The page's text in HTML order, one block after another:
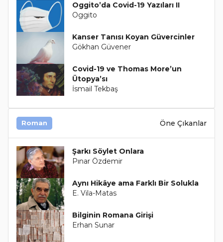
Oggito’da Covid-19 Yazıları II
Oggito
Kanser Tanısı Koyan Güvercinler
Gökhan Güvener
Covid-19 ve Thomas More’un
Ütopya’sı
İsmail Tekbaş
Roman Öne Çıkanlar
Şarkı Söylet Onlara
Pınar Özdemir
Aynı Hikâye ama Farklı Bir Solukla
E. Vila-Matas
Bilginin Romana Girişi
Erhan Sunar